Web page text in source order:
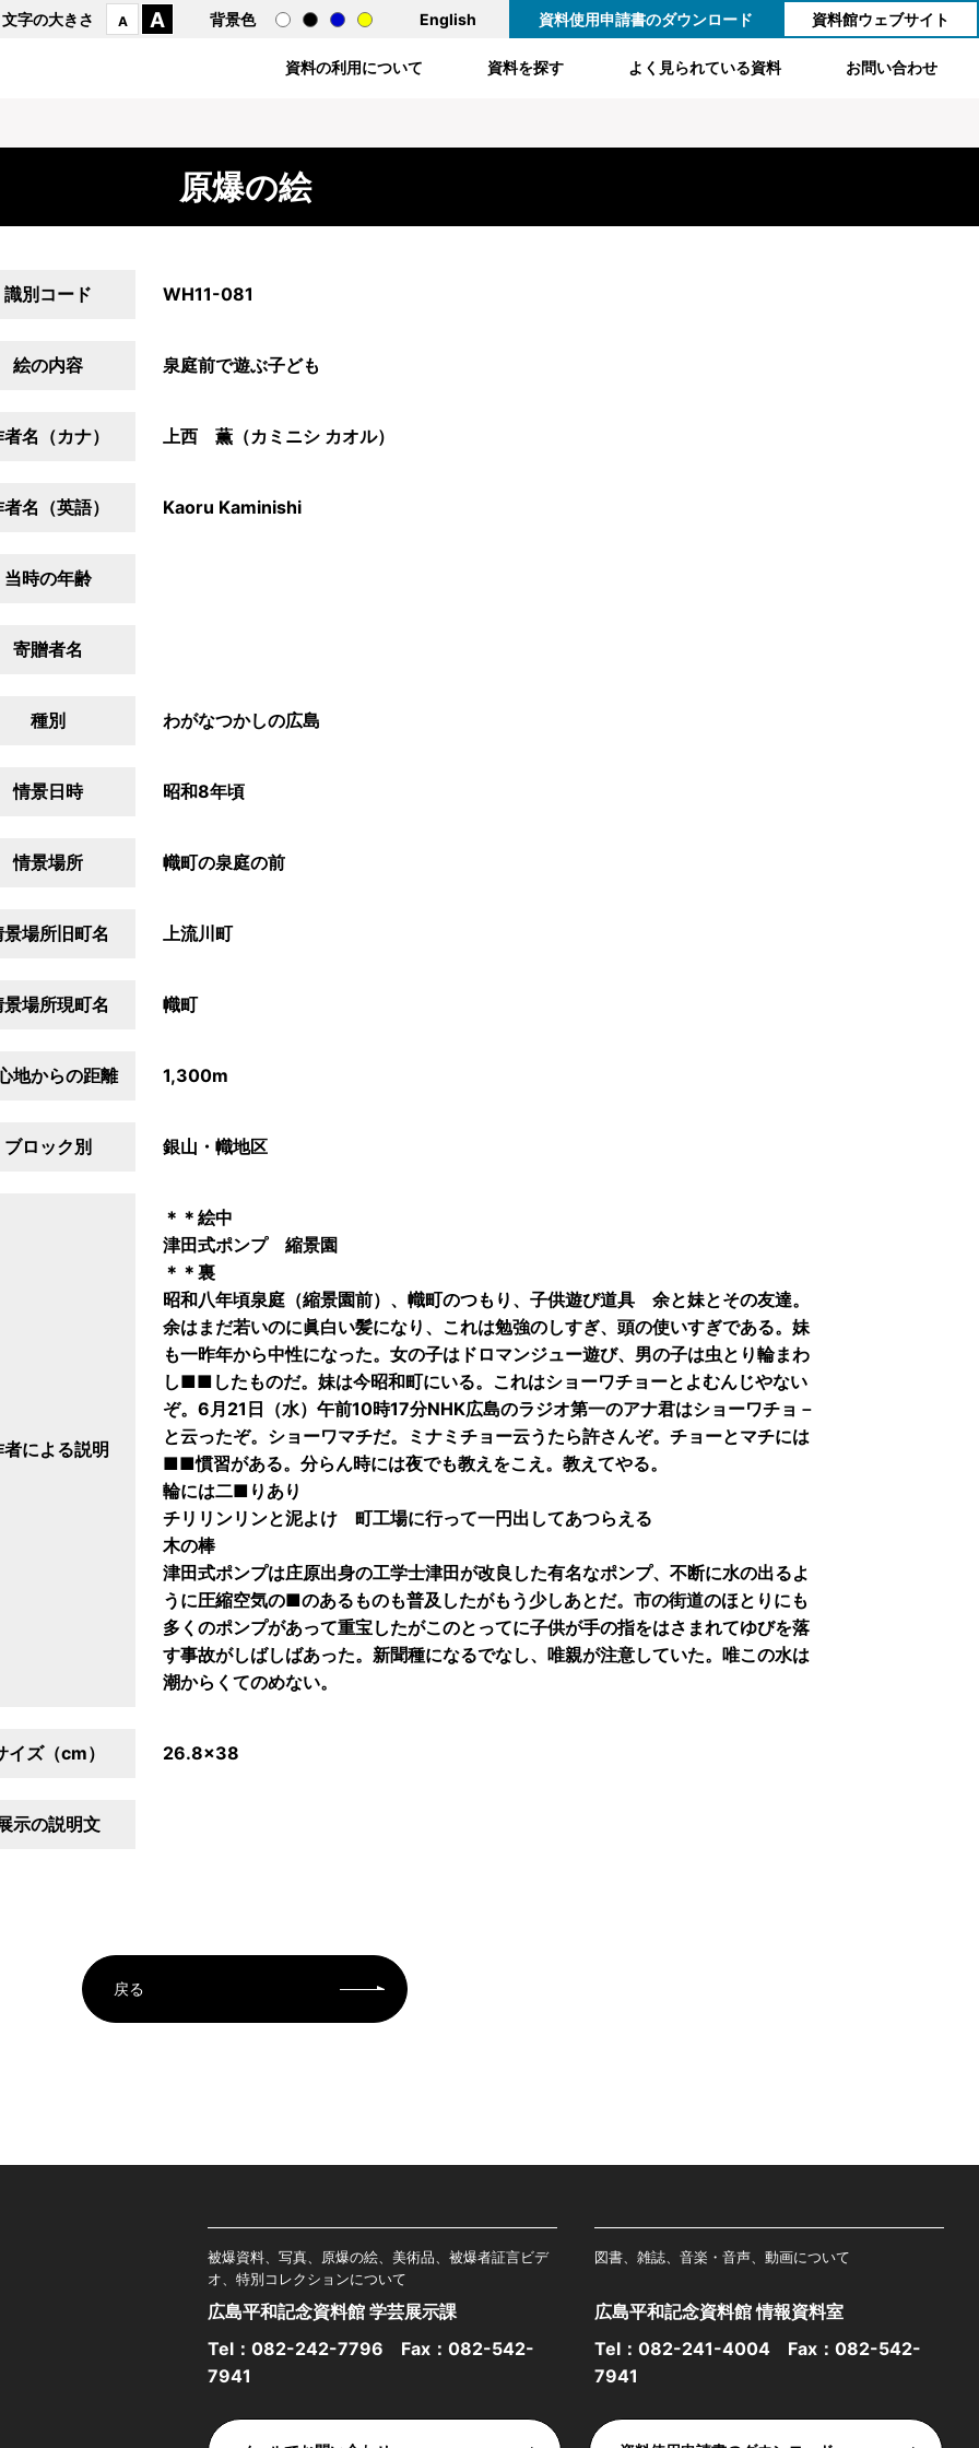
文字の大きさ A A 背景色 English 資料使用申請書のダウンロード 資料館ウェブサイト
資料の利用について 資料を探す よく見られている資料 お問い合わせ
原爆の絵
識別コード WH11-081
絵の内容 泉庭前で遊ぶ子ども
名（カナ） 上西 薫（カミニシ カオル）
名（英語） Kaoru Kaminishi
当時の年齢
寄贈者名
種別 わがなつかしの広島
情景日時 昭和8年頃
情景場所 幟町の泉庭の前
景場所旧町名 上流川町
景場所現町名 幟町
地からの距離 1,300m
ブロック別 銀山・幟地区
者による説明
＊＊絵中
津田式ポンプ 縮景園
＊＊裏
昭和八年頃泉庭（縮景園前）、幟町のつもり、子供遊び道具 余と妹とその友達。
余はまだ若いのに眞白い髪になり、これは勉強のしすぎ、頭の使いすぎである。妹
も一昨年から中性になった。女の子はドロマンジュー遊び、男の子は虫とり輪まわ
し■■したものだ。妹は今昭和町にいる。これはショーワチョーとよむんじやない
ぞ。6月21日（水）午前10時17分NHK広島のラジオ第一のアナ君はショーワチョ－
と云ったぞ。ショーワマチだ。ミナミチョー云うたら許さんぞ。チョーとマチには
■■慣習がある。分らん時には夜でも教えをこえ。教えてやる。
輪には二■りあり
チリリンリンと泥よけ 町工場に行って一円出してあつらえる
木の棒
津田式ポンプは庄原出身の工学士津田が改良した有名なポンプ、不断に水の出るよ
うに圧縮空気の■のあるものも普及したがもう少しあとだ。市の街道のほとりにも
多くのポンプがあって重宝したがこのとってに子供が手の指をはさまれてゆびを落
す事故がしばしばあった。新聞種になるでなし、唯親が注意していた。唯この水は
潮からくてのめない。
イズ（cm） 26.8×38
示の説明文
戻る
被爆資料、写真、原爆の絵、美術品、被爆者証言ビデ
オ、特別コレクションについて
広島平和記念資料館 学芸展示課
Tel： 082-242-7796 Fax：082-542-
7941
図書、雑誌、音楽・音声、動画について
広島平和記念資料館 情報資料室
Tel： 082-241-4004 Fax：082-542-
7941